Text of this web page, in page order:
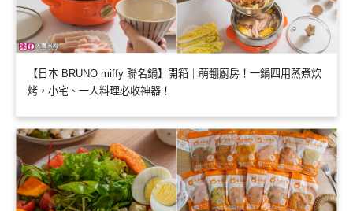
【日本 BRUNO miffy 聯名鍋】開箱｜萌翻廚房！一鍋四用蒸煮炊
烤，小宅、一人料理必收神器！